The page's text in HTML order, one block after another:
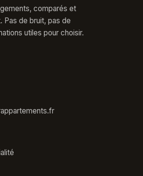
comparés et
Pas de bruit, pas de
utiles pour choisir.